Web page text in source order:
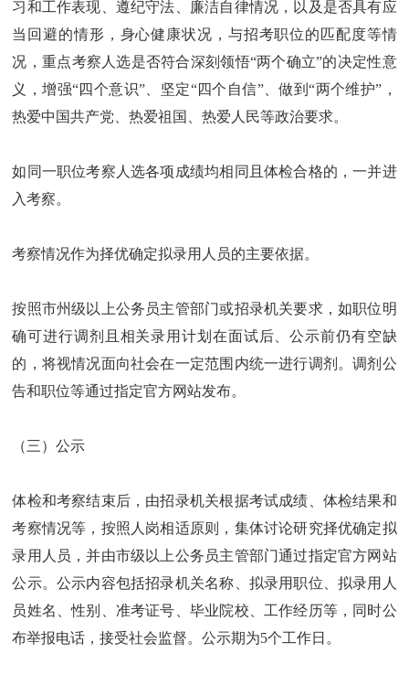
习和工作表现、遵纪守法、廉洁自律情况，以及是否具有应
当回避的情形，身心健康状况，与招考职位的匹配度等情
况，重点考察人选是否符合深刻领悟“两个确立”的决定性意
义，增强“四个意识”、坚定“四个自信”、做到“两个维护”，
热爱中国共产党、热爱祖国、热爱人民等政治要求。
如同一职位考察人选各项成绩均相同且体检合格的，一并进
入考察。
考察情况作为择优确定拟录用人员的主要依据。
按照市州级以上公务员主管部门或招录机关要求，如职位明
确可进行调剂且相关录用计划在面试后、公示前仍有空缺
的，将视情况面向社会在一定范围内统一进行调剂。调剂公
告和职位等通过指定官方网站发布。
（三）公示
体检和考察结束后，由招录机关根据考试成绩、体检结果和
考察情况等，按照人岗相适原则，集体讨论研究择优确定拟
录用人员，并由市级以上公务员主管部门通过指定官方网站
公示。公示内容包括招录机关名称、拟录用职位、拟录用人
员姓名、性别、准考证号、毕业院校、工作经历等，同时公
布举报电话，接受社会监督。公示期为5个工作日。